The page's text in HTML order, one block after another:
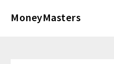
MoneyMasters